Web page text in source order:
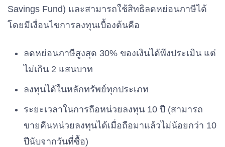
Savings Fund) และสามารถใช้สิทธิลดหย่อนภาษีได้
โดยมีเงื่อนไขการลงทุนเบื้องต้นคือ
ลดหย่อนภาษีสูงสุด 30% ของเงินได้พึงประเมิน แต่
ไม่เกิน 2 แสนบาท
ลงทุนได้ในหลักทรัพย์ทุกประเภท
ระยะเวลาในการถือหน่วยลงทุน 10 ปี (สามารถ
ขายคืนหน่วยลงทุนได้เมื่อถือมาแล้วไม่น้อยกว่า 10
ปีนับจากวันที่ซื้อ)